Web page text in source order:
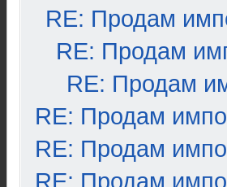
RE: Продам
RE: Продам
RE: Продам
RE: Продам
RE: Продам
RE: Продам